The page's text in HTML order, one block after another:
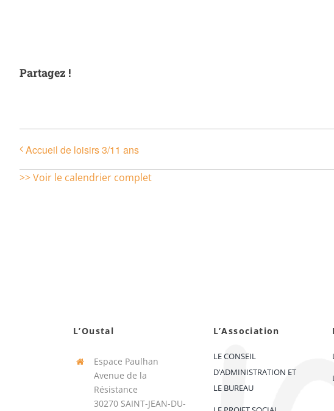
Partagez !
Accueil de loisirs 3/11 ans
>> Voir le calendrier complet
L’Oustal
Espace Paulhan
Avenue de la
Résistance
30270 SAINT-JEAN-DU-
L’Association
LE CONSEIL
D’ADMINISTRATION ET
LE BUREAU